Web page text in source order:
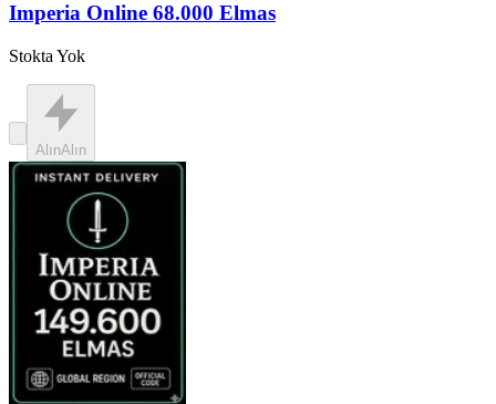
Imperia Online 68.000 Elmas
Stokta Yok
AlınAlın